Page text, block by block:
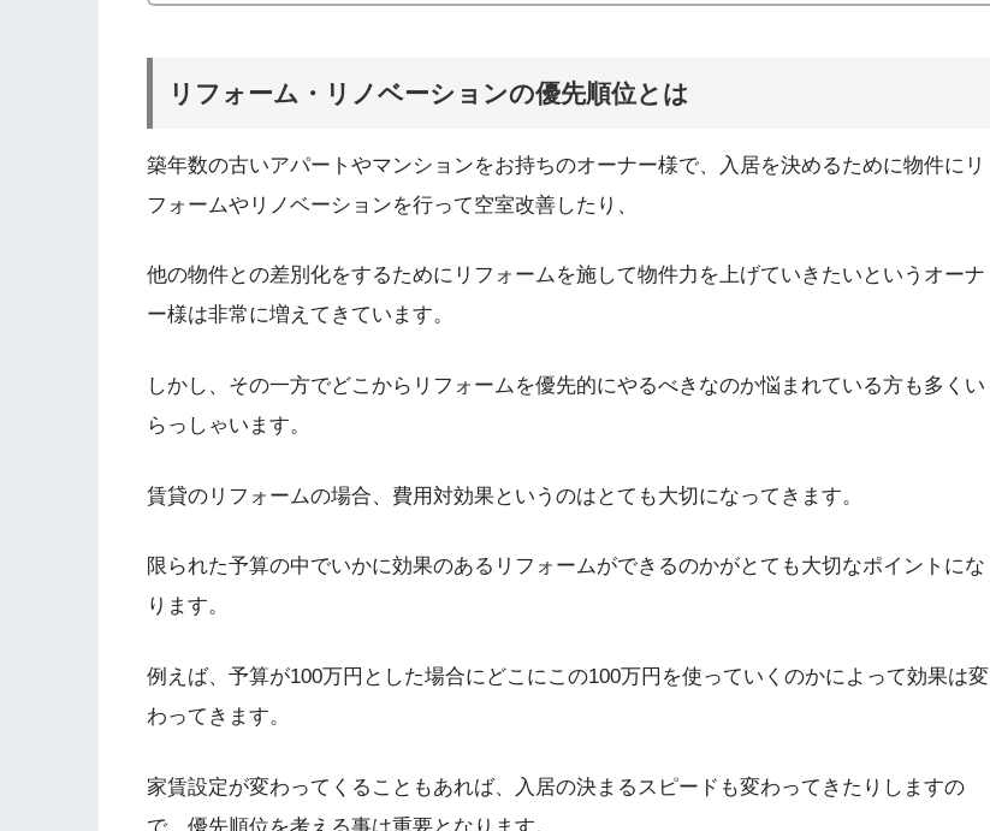
リフォーム・リノベーションの優先順位とは
築年数の古いアパートやマンションをお持ちのオーナー様で、入居を決めるために物件にリ
フォームやリノベーションを行って空室改善したり、
他の物件との差別化をするためにリフォームを施して物件力を上げていきたいというオーナ
ー様は非常に増えてきています。
しかし、その一方でどこからリフォームを優先的にやるべきなのか悩まれている方も多くい
らっしゃいます。
賃貸のリフォームの場合、費用対効果というのはとても大切になってきます。
限られた予算の中でいかに効果のあるリフォームができるのかがとても大切なポイントにな
ります。
例えば、予算が100万円とした場合にどこにこの100万円を使っていくのかによって効果は変
わってきます。
家賃設定が変わってくることもあれば、入居の決まるスピードも変わってきたりしますの
で、優先順位を考える事は重要となります。